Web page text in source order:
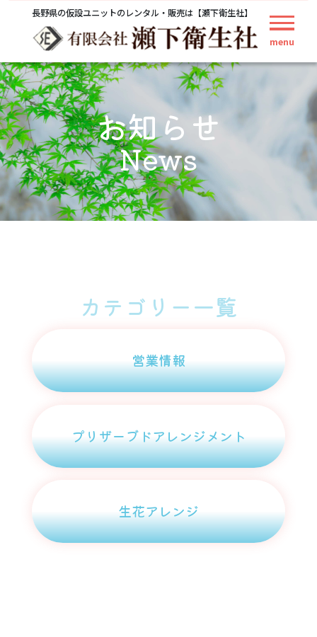
長野県の仮設ユニットのレンタル・販売は【瀬下衛生社】
お知らせ
News
カテゴリー一覧
営業情報
プリザーブドアレンジメント
生花アレンジ
menu